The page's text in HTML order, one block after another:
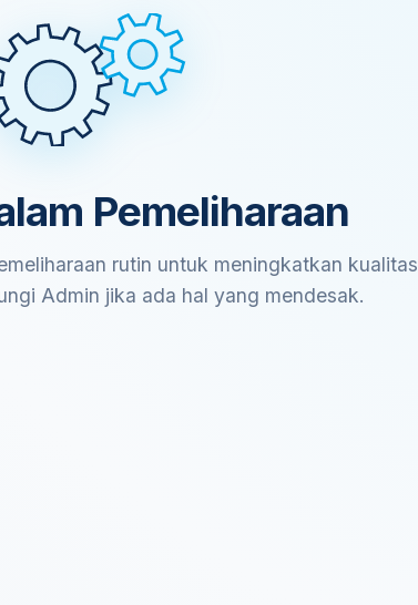
Pemeliharaan
rutin untuk meningkatkan kualitas
Admin jika ada hal yang mendesak.